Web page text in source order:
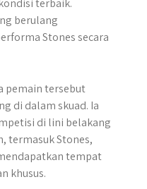
terbaik.
berulang
Stones secara
pemain tersebut
di dalam skuad. Ia
di lini belakang
termasuk Stones,
tempat
khusus.